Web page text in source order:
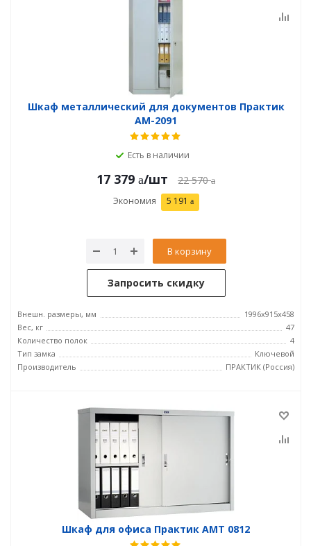
Шкаф металлический для документов Практик
AM-2091
Есть в наличии
17 379 /шт 22 570
Экономия 5 191
В корзину
Запросить скидку
Внешн. размеры, мм
1996x915x458
Вес, кг
47
Количество полок
4
Тип замка
Ключевой
Производитель
ПРАКТИК (Россия)
Шкаф для офиса Практик AMT 0812